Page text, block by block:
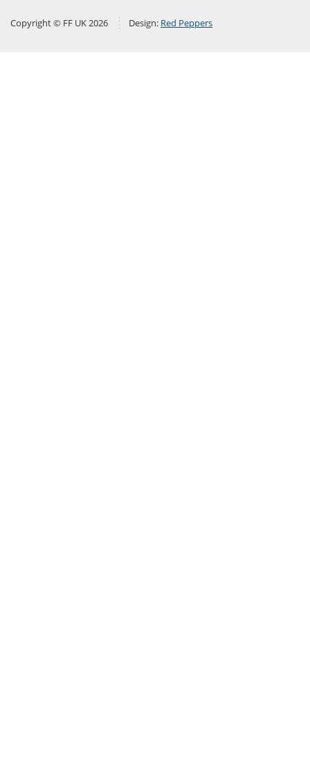
Copyright © FF UK 2026 Design: Red Peppers